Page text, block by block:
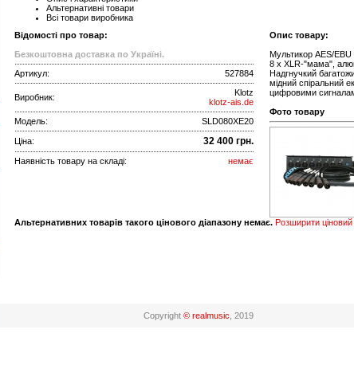
Альтернативні товари
Всі товари виробника
Відомості про товар:
Безкоштовна доставка по Україні.
Артикул:
527884
Виробник:
Klotz
klotz-ais.de
Модель:
SLD080XE20
Ціна: 32 400 грн.
Наявність товару на складі: немає
Опис товару:
Мультикор AES/
8 x XLR-"мама",
Надгнучкий
мідний спіральний
цифровими
Фото товару
Альтернативних товарів такого цінового діапазону немає. Розширити ціновий
Copyright © realmusic , 2019